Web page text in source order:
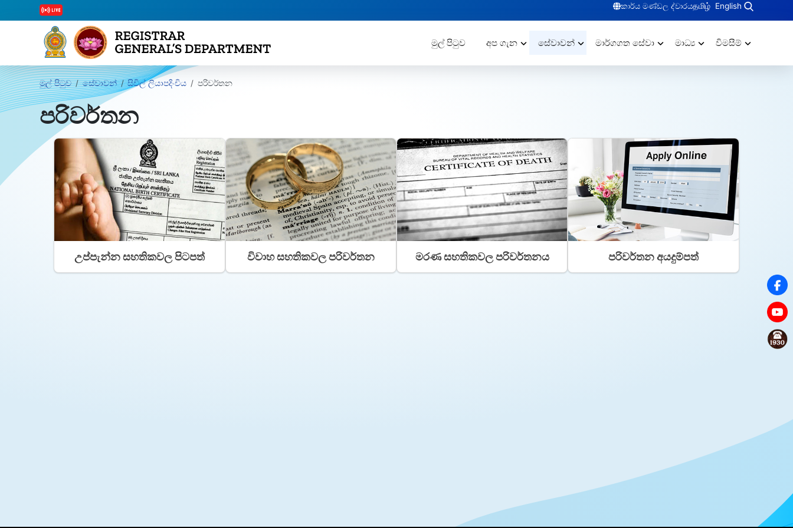
කාර්ය මණ්ඩල ද්වාරයதமிழ் English
මුල් පිටුව අප ගැන සේවාවන් මාර්ගගත සේවා මාධ්‍ය විමසීම්
මුල් පිටුව සේවාවන් සිවිල් ලියාපදිංචිය පරිවර්තන
පරිවර්තන
උප්පැන්න සහතිකවල පිටපත් විවාහ සහතිකවල පරිවර්තන මරණ සහතිකවල පරිවර්තනය පරිවර්තන අයදුම්පත්